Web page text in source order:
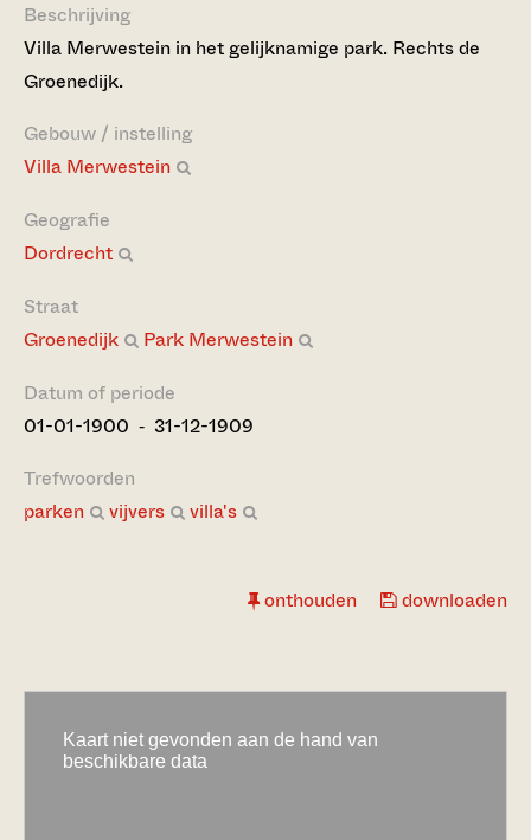
Beschrijving
Villa Merwestein in het gelijknamige park. Rechts de
Groenedijk.
Gebouw / instelling
Villa Merwestein
Geografie
Dordrecht
Straat
Groenedijk
Park Merwestein
Datum of periode
01-01-1900 ‐ 31-12-1909
Trefwoorden
parken
vijvers villa's
onthouden downloaden